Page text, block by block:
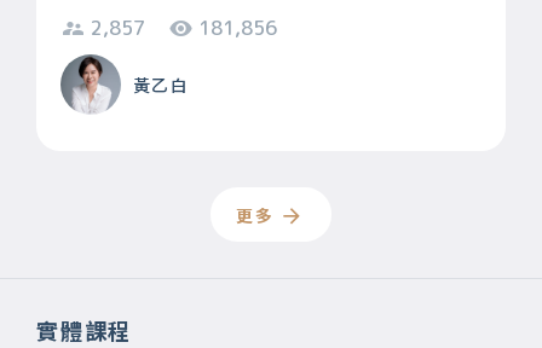
2,857 181,856
黃乙白
更多
實體課程